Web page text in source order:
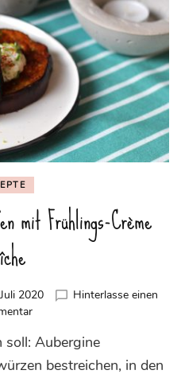
mit Frühlings-Crème
2020
Hinterlasse einen
zu
aus
dem
soll: Aubergine
bestreichen, in den